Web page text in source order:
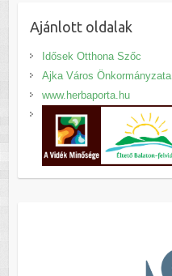
Ajánlott oldalak
Idősek Otthona Szőc
Ajka Város Önkormányzata
www.herbaporta.hu